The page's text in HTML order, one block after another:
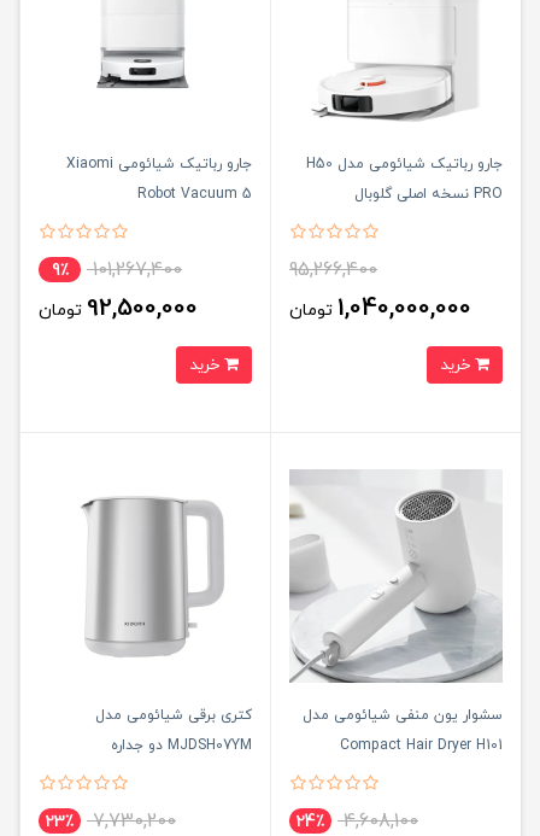
جارو رباتیک شیائومی مدل H50
PRO نسخه اصلی گلوبال
95,266,400
1,040,000,000 تومان
جارو رباتیک شیائومی Xiaomi
Robot Vacuum 5
101,267,400 9٪
92,500,000 تومان
سشوار یون منفی شیائومی مدل
Compact Hair Dryer H101
4,608,100 24٪
کتری برقی شیائومی مدل
MJDSH07YM دو جداره
7,730,200 23٪